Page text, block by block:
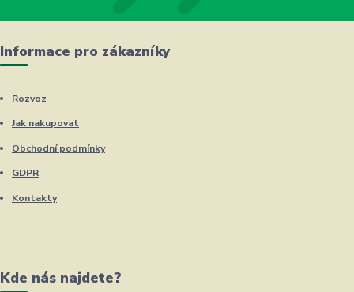
Informace pro zákazníky
Rozvoz
Jak nakupovat
Obchodní podmínky
GDPR
Kontakty
Kde nás najdete?